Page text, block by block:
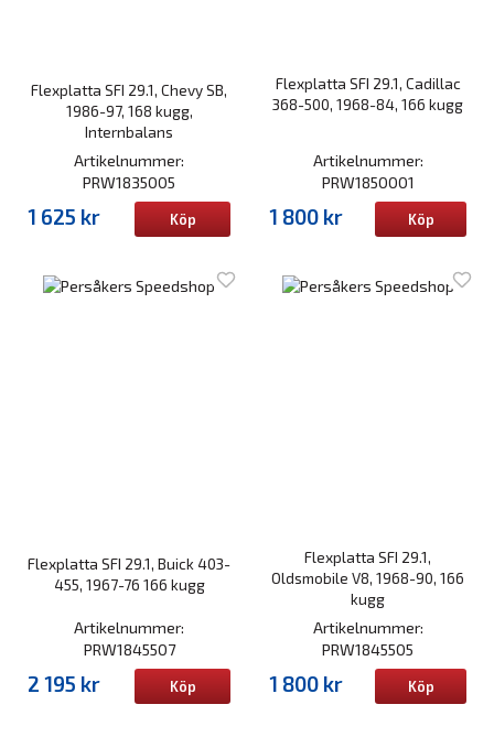
Flexplatta SFI 29.1, Chevy SB,
1986-97, 168 kugg,
Internbalans
Artikelnummer:
PRW1835005
1 625 kr Köp
Flexplatta SFI 29.1, Cadillac
368-500, 1968-84, 166 kugg
Artikelnummer:
PRW1850001
1 800 kr Köp
Flexplatta SFI 29.1, Buick 403-
455, 1967-76 166 kugg
Artikelnummer:
PRW1845507
2 195 kr Köp
Flexplatta SFI 29.1,
Oldsmobile V8, 1968-90, 166
kugg
Artikelnummer:
PRW1845505
1 800 kr Köp